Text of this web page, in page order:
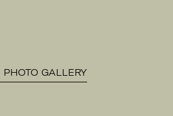
PHOTO GALLERY